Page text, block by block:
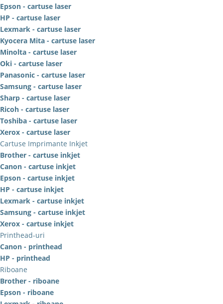
Epson - cartuse laser
HP - cartuse laser
Lexmark - cartuse laser
Kyocera Mita - cartuse laser
Minolta - cartuse laser
Oki - cartuse laser
Panasonic - cartuse laser
Samsung - cartuse laser
Sharp - cartuse laser
Ricoh - cartuse laser
Toshiba - cartuse laser
Xerox - cartuse laser
Cartuse Imprimante Inkjet
Brother - cartuse inkjet
Canon - cartuse inkjet
Epson - cartuse inkjet
HP - cartuse inkjet
Lexmark - cartuse inkjet
Samsung - cartuse inkjet
Xerox - cartuse inkjet
Printhead-uri
Canon - printhead
HP - printhead
Riboane
Brother - riboane
Epson - riboane